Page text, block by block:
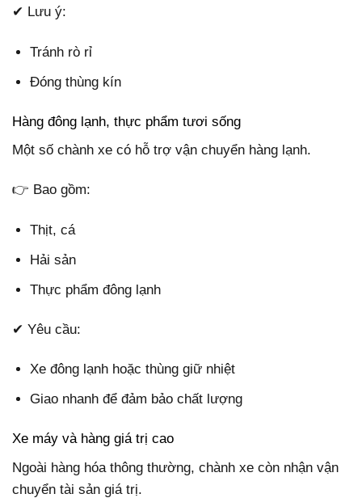
✔ Lưu ý:
Tránh rò rỉ
Đóng thùng kín
Hàng đông lạnh, thực phẩm tươi sống
Một số chành xe có hỗ trợ vận chuyển hàng lạnh.
👉 Bao gồm:
Thịt, cá
Hải sản
Thực phẩm đông lạnh
✔ Yêu cầu:
Xe đông lạnh hoặc thùng giữ nhiệt
Giao nhanh để đảm bảo chất lượng
Xe máy và hàng giá trị cao
Ngoài hàng hóa thông thường, chành xe còn nhận vận
chuyển tài sản giá trị.